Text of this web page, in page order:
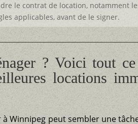
le contrat de location, notamment
applicables, avant de le signer.
? Voici tout
locations
Winnipeg peut sembler une